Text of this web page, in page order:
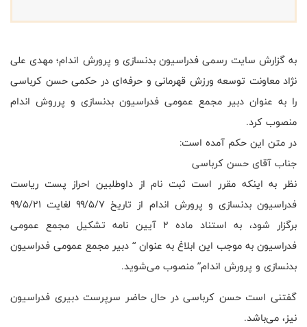
به گزارش سایت رسمی فدراسیون بدنسازی و پرورش اندام؛ مهدی علی
نژاد معاونت توسعه ورزش قهرمانی و حرفه‌ای در حکمی حسن کرباسی
را به عنوان دبیر مجمع عمومی فدراسیون بدنسازی و پرروش اندام
منصوب کرد.
در متن این حکم آمده است:
جناب آقای حسن کرباسی
نظر به اینکه مقرر است ثبت نام از داوطلبین احراز پست ریاست
فدراسیون بدنسازی و پرورش اندام از تاریخ ۹۹/۵/۷ لغایت ۹۹/۵/۲۱
برگزار شود، به استناد ماده ۲ آیین نامه تشکیل مجمع عمومی
فدراسیون به موجب این ابلاغ به عنوان “ دبیر مجمع عمومی فدراسیون
بدنسازی و پرورش اندام” منصوب می‌شوید.
گفتنی است حسن کرباسی در حال حاضر سرپرست دبیری فدراسیون
نیز، می‌باشد.